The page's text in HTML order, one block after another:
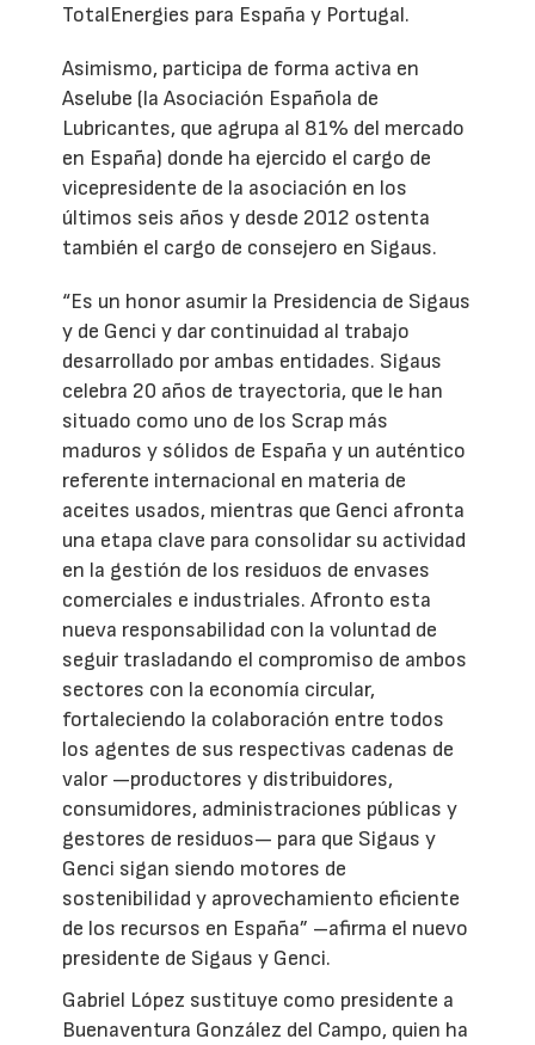
TotalEnergies para España y Portugal.
Asimismo, participa de forma activa en
Aselube (la Asociación Española de
Lubricantes, que agrupa al 81% del mercado
en España) donde ha ejercido el cargo de
vicepresidente de la asociación en los
últimos seis años y desde 2012 ostenta
también el cargo de consejero en Sigaus.
“Es un honor asumir la Presidencia de Sigaus
y de Genci y dar continuidad al trabajo
desarrollado por ambas entidades. Sigaus
celebra 20 años de trayectoria, que le han
situado como uno de los Scrap más
maduros y sólidos de España y un auténtico
referente internacional en materia de
aceites usados, mientras que Genci afronta
una etapa clave para consolidar su actividad
en la gestión de los residuos de envases
comerciales e industriales. Afronto esta
nueva responsabilidad con la voluntad de
seguir trasladando el compromiso de ambos
sectores con la economía circular,
fortaleciendo la colaboración entre todos
los agentes de sus respectivas cadenas de
valor —productores y distribuidores,
consumidores, administraciones públicas y
gestores de residuos— para que Sigaus y
Genci sigan siendo motores de
sostenibilidad y aprovechamiento eficiente
de los recursos en España” –afirma el nuevo
presidente de Sigaus y Genci.
Gabriel López sustituye como presidente a
Buenaventura González del Campo, quien ha